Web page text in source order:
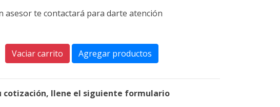
asesor te contactará para darte atención
Vaciar carrito Agregar productos
cotización, llene el siguiente formulario